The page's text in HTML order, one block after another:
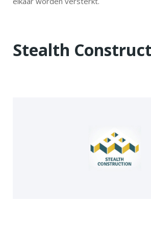
Stealth